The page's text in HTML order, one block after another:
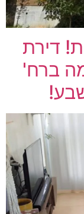
דירת
ברח'